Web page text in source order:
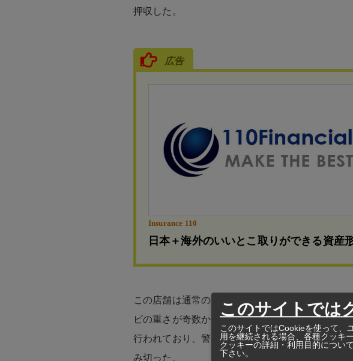
押収した。
広告
Insurance 110
日本＋海外のいいとこ取りができる資産
この店舗は通常のエビ釣り堀を装っていたが、実
ビの重さが奇数か偶数かを予想して金銭を賭け合
行われており、警察が客を装って潜入捜査を行っ
み切った。
このサイトでは
このサイトではCookieを使って、
用を継続される場合、各種クッキ
クッキーの詳細・利用目的につい
下さい。